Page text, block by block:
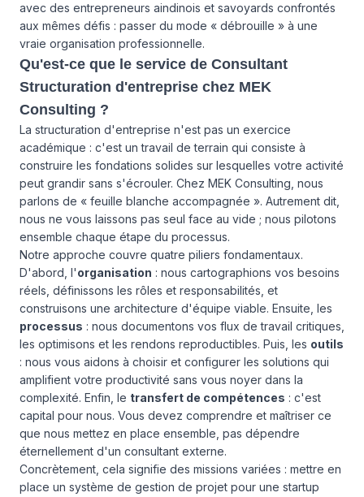
avec des entrepreneurs aindinois et savoyards confrontés
aux mêmes défis : passer du mode « débrouille » à une
vraie organisation professionnelle.
Qu'est-ce que le service de Consultant
Structuration d'entreprise chez MEK
Consulting ?
La structuration d'entreprise n'est pas un exercice
académique : c'est un travail de terrain qui consiste à
construire les fondations solides sur lesquelles votre activité
peut grandir sans s'écrouler. Chez MEK Consulting, nous
parlons de « feuille blanche accompagnée ». Autrement dit,
nous ne vous laissons pas seul face au vide ; nous pilotons
ensemble chaque étape du processus.
Notre approche couvre quatre piliers fondamentaux.
D'abord, l'organisation : nous cartographions vos besoins
réels, définissons les rôles et responsabilités, et
construisons une architecture d'équipe viable. Ensuite, les
processus : nous documentons vos flux de travail critiques,
les optimisons et les rendons reproductibles. Puis, les outils
: nous vous aidons à choisir et configurer les solutions qui
amplifient votre productivité sans vous noyer dans la
complexité. Enfin, le transfert de compétences : c'est
capital pour nous. Vous devez comprendre et maîtriser ce
que nous mettez en place ensemble, pas dépendre
éternellement d'un consultant externe.
Concrètement, cela signifie des missions variées : mettre en
place un système de gestion de projet pour une startup